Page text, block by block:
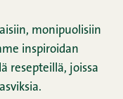
monipuolisiin
inspiroidan
resepteillä, joissa